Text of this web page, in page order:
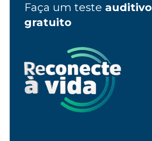
Faça um teste auditivo
gratuito